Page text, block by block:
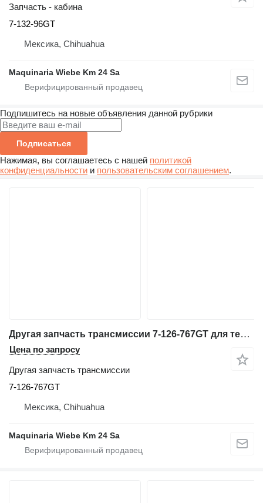
Запчасть - кабина
7-132-96GT
Мексика, Chihuahua
Maquinaria Wiebe Km 24 Sa
Подпишитесь на новые объявления данной рубрики
Подписаться
Нажимая, вы соглашаетесь с нашей политикой
конфиденциальности и пользовательским соглашением.
Другая запчасть трансмиссии 7-126-767GT для телескопического погрузчика Genie GTH-636
Цена по запросу
Другая запчасть трансмиссии
7-126-767GT
Мексика, Chihuahua
Maquinaria Wiebe Km 24 Sa